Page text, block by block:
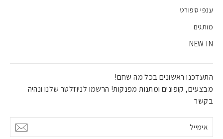
ענפי ספורט
מותגים
NEW IN
התעדכנו ראשונים בכל מה שחם!
מבצעים, קופונים ומתנות מפנקות! הרשמו לניוזלטר שלנו ונהיה
בקשר
אימייל